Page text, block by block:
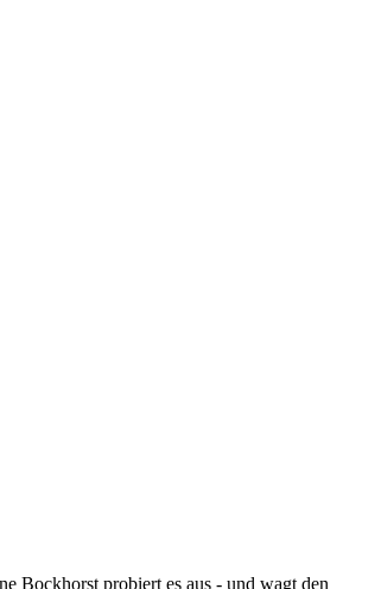
Bockhorst probiert es aus - und wagt den